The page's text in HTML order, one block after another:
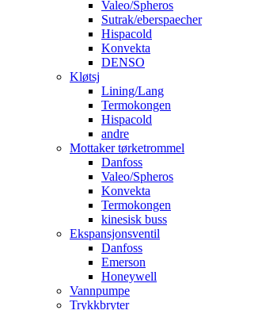
Valeo/Spheros
Sutrak/eberspaecher
Hispacold
Konvekta
DENSO
Kløtsj
Lining/Lang
Termokongen
Hispacold
andre
Mottaker tørketrommel
Danfoss
Valeo/Spheros
Konvekta
Termokongen
kinesisk buss
Ekspansjonsventil
Danfoss
Emerson
Honeywell
Vannpumpe
Trykkbryter